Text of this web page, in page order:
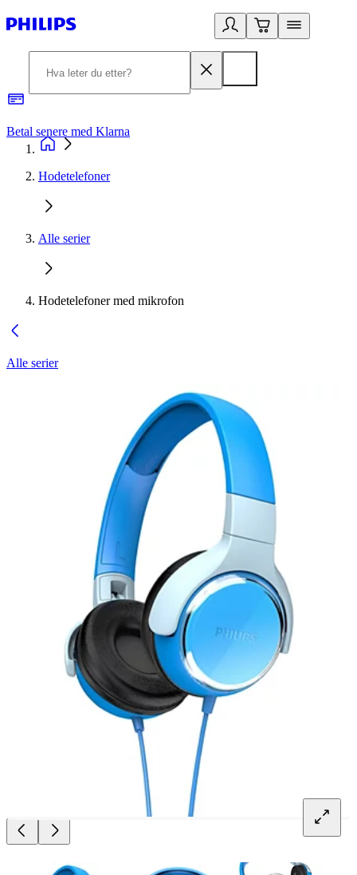
Betal senere med Klarna
Hodetelefoner
Alle serier
Hodetelefoner med mikrofon
Alle serier